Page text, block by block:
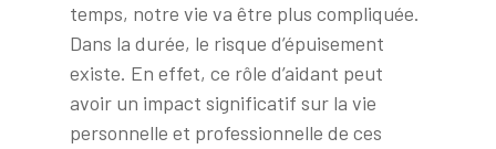
temps, notre vie va être plus compliquée.
Dans la durée, le risque d’épuisement
existe. En effet, ce rôle d’aidant peut
avoir un impact significatif sur la vie
personnelle et professionnelle de ces